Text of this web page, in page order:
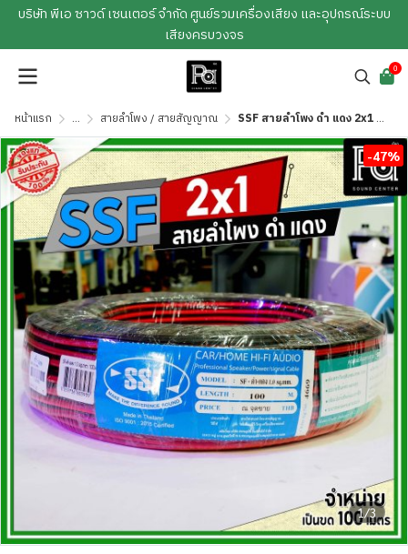
บริษัท พีเอ ซาวด์ เซนเตอร์ จำกัด ศูนย์รวมเครื่องเสียง และอุปกรณ์ระบบ
เสียงครบวงจร
0
หน้าแรก ... สายลำโพง / สายสัญญาณ SSF สายลำโพง ดำ แดง 2x1 1.0 sq.mm.
1/3
-47%